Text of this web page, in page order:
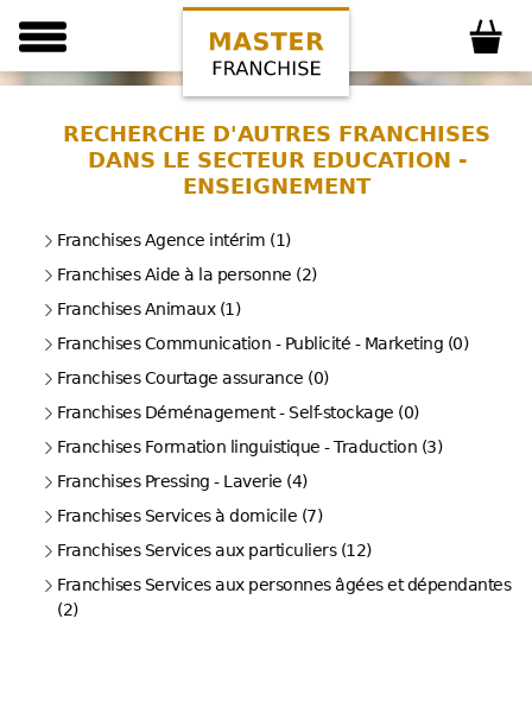
RECHERCHE D'AUTRES FRANCHISES
DANS LE SECTEUR EDUCATION -
ENSEIGNEMENT
Franchises Agence intérim (1)
Franchises Aide à la personne (2)
Franchises Animaux (1)
Franchises Communication - Publicité - Marketing (0)
Franchises Courtage assurance (0)
Franchises Déménagement - Self-stockage (0)
Franchises Formation linguistique - Traduction (3)
Franchises Pressing - Laverie (4)
Franchises Services à domicile (7)
Franchises Services aux particuliers (12)
Franchises Services aux personnes âgées et dépendantes
(2)